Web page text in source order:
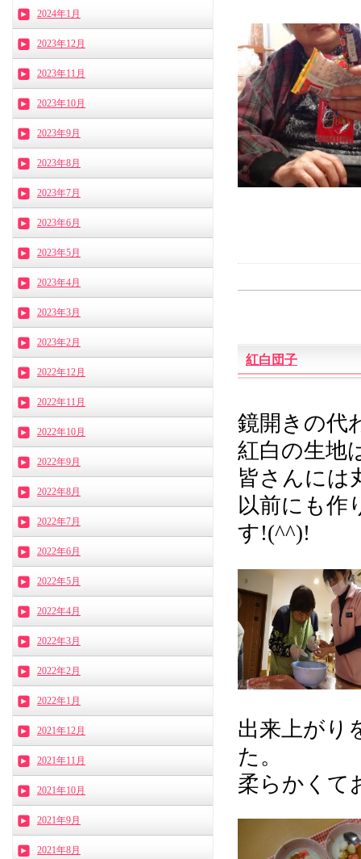
紅白団子
鏡開きの代
紅白の生地
皆さんに
以前にも作
す!(^^)!
出来上がり
た。
柔らかくて
2024年1月
2023年12月
2023年11月
2023年10月
2023年9月
2023年8月
2023年7月
2023年6月
2023年5月
2023年4月
2023年3月
2023年2月
2022年12月
2022年11月
2022年10月
2022年9月
2022年8月
2022年7月
2022年6月
2022年5月
2022年4月
2022年3月
2022年2月
2022年1月
2021年12月
2021年11月
2021年10月
2021年9月
2021年8月